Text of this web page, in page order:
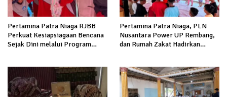
Pertamina Patra Niaga RJBB
Perkuat Kesiapsiagaan Bencana
Sejak Dini melalui Program
Pertamina Patra Niaga, PLN
Nusantara Power UP Rembang,
dan Rumah Zakat Hadirkan